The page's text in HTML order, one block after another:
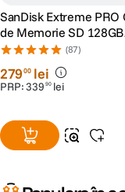
SanDisk Extreme PRO
de Memorie SD 128GB
SDXC UHS-I Class 10
+ 2 Ani RescuePRO
(87)
27900 lei
PRP:339 90 lei